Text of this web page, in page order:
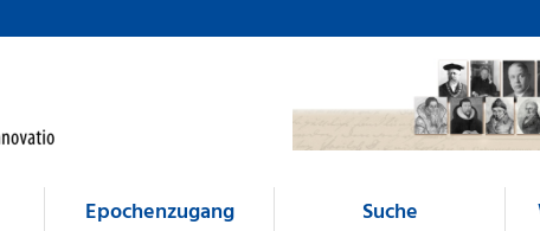
Epochenzugang Suche